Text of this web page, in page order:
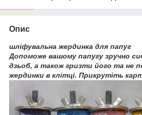
Опис
шліфувальна жердинка для папуг
Допоможе вашому папугу зручно
дзьоб, а також гризти його та не
жердинки в клітці. Прикрутіть